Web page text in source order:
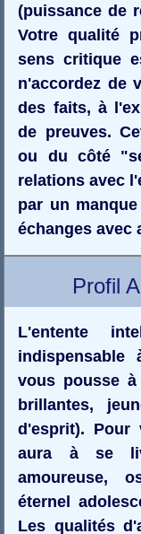
(puissance de
Votre qualité
sens critique
n'accordez de
des faits, à
de preuves.
ou du côté
relations avec
par un
échanges avec
Profil
L'entente
indispensable
vous pousse
brillantes,
d'esprit). Pour
aura à se
amoureuse,
éternel
Les qualités